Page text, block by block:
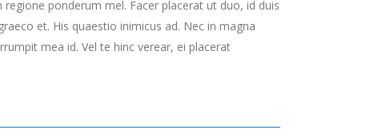
ponderum mel. Facer placerat ut duo, id duis
et. His quaestio inimicus ad. Nec in magna
mea id. Vel te hinc verear, ei placerat